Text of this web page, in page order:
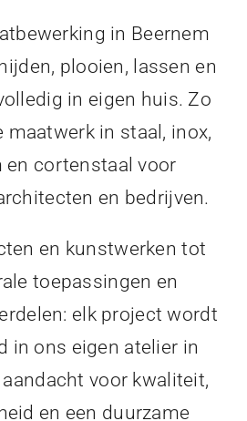
in Beernem
plooien, lassen en
in eigen huis. Zo
maatwerk in staal, inox,
en cortenstaal voor
en bedrijven.
en kunstwerken tot
toepassingen en
elk project wordt
in ons eigen atelier in
voor kwaliteit,
en een duurzame